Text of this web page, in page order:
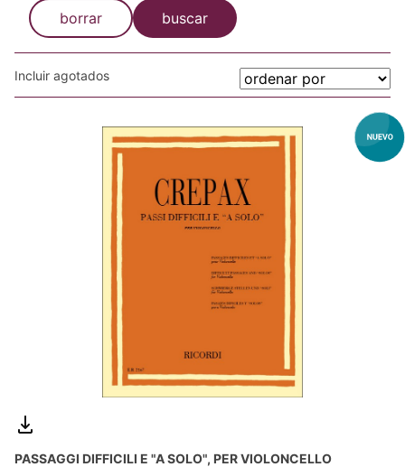
borrar buscar
Incluir agotados
PASSAGGI DIFFICILI E "A SOLO", PER VIOLONCELLO